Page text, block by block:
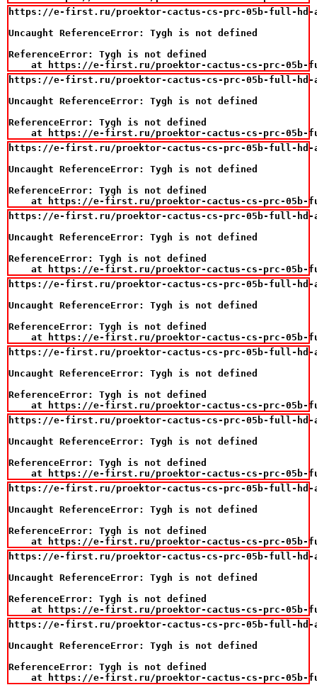
https://e-first.ru/proektor-cactus-cs-prc-05b-full-hd-a-
Uncaught ReferenceError: Tygh is not defined
ReferenceError: Tygh is not defined
at https://e-first.ru/proektor-cactus-cs-prc-
https://e-first.ru/proektor-cactus-cs-prc-05b-full-hd-a-
Uncaught ReferenceError: Tygh is not defined
ReferenceError: Tygh is not defined
at https://e-first.ru/proektor-cactus-cs-prc-
https://e-first.ru/proektor-cactus-cs-prc-05b-full-hd-a-
Uncaught ReferenceError: Tygh is not defined
ReferenceError: Tygh is not defined
at https://e-first.ru/proektor-cactus-cs-prc-
https://e-first.ru/proektor-cactus-cs-prc-05b-full-hd-a-
Uncaught ReferenceError: Tygh is not defined
ReferenceError: Tygh is not defined
at https://e-first.ru/proektor-cactus-cs-prc-
https://e-first.ru/proektor-cactus-cs-prc-05b-full-hd-a-
Uncaught ReferenceError: Tygh is not defined
ReferenceError: Tygh is not defined
at https://e-first.ru/proektor-cactus-cs-prc-
https://e-first.ru/proektor-cactus-cs-prc-05b-full-hd-a-
Uncaught ReferenceError: Tygh is not defined
ReferenceError: Tygh is not defined
at https://e-first.ru/proektor-cactus-cs-prc-
https://e-first.ru/proektor-cactus-cs-prc-05b-full-hd-a-
Uncaught ReferenceError: Tygh is not defined
ReferenceError: Tygh is not defined
at https://e-first.ru/proektor-cactus-cs-prc-
https://e-first.ru/proektor-cactus-cs-prc-05b-full-hd-a-
Uncaught ReferenceError: Tygh is not defined
ReferenceError: Tygh is not defined
at https://e-first.ru/proektor-cactus-cs-prc-
https://e-first.ru/proektor-cactus-cs-prc-05b-full-hd-a-
Uncaught ReferenceError: Tygh is not defined
ReferenceError: Tygh is not defined
at https://e-first.ru/proektor-cactus-cs-prc-
https://e-first.ru/proektor-cactus-cs-prc-05b-full-hd-a-
Uncaught ReferenceError: Tygh is not defined
ReferenceError: Tygh is not defined
at https://e-first.ru/proektor-cactus-cs-prc-